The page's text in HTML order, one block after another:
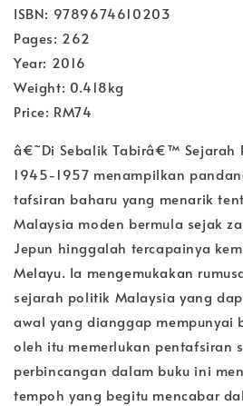
ISBN: 9789674610203
Pages: 262
Year: 2016
Weight: 0.418kg
Price: RM74
â€˜Di Sebalik Tabirâ€™ Sejarah
1945-1957 menampilkan
tafsiran baharu yang menarik
Malaysia moden bermula sejak
Jepun hinggalah tercapainya
Melayu. Ia mengemukakan
sejarah politik Malaysia yang
awal yang dianggap mempunyai
oleh itu memerlukan pentafsiran
perbincangan dalam buku ini
tempoh yang begitu mencabar